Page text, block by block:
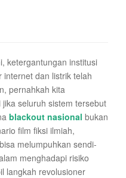
ketergantungan institusi
dan listrik telah
pernahkah kita
seluruh sistem tersebut
blackout nasional bukan
film fiksi ilmiah,
melumpuhkan sendi-
menghadapi risiko
langkah revolusioner